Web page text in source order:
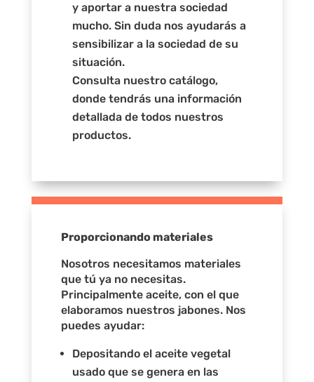
y aportar a nuestra sociedad
mucho. Sin duda nos ayudarás a
sensibilizar a la sociedad de su
situación.
Consulta nuestro catálogo,
donde tendrás una información
detallada de todos nuestros
productos.
Proporcionando materiales
Nosotros necesitamos materiales
que tú ya no necesitas.
Principalmente aceite, con el que
elaboramos nuestros jabones. Nos
puedes ayudar:
Depositando el aceite vegetal
usado que se genera en las